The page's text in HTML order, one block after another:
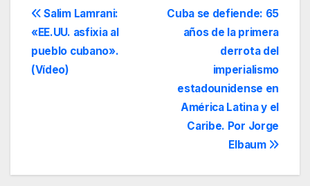
Navegación
de
entradas
Cuba se defiende: 65
años de la primera
derrota del
imperialismo
estadounidense en
América Latina y el
Caribe. Por Jorge
Elbaum
Salim Lamrani:
«EE.UU. asfixia al
pueblo cubano».
(Vídeo)